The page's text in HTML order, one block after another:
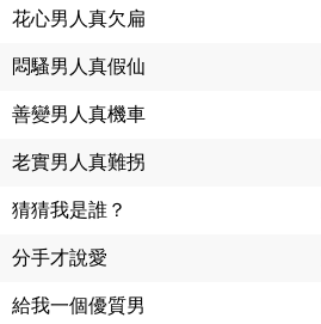
花心男人真欠扁
悶騷男人真假仙
善變男人真機車
老實男人真難拐
猜猜我是誰？
分手才說愛
給我一個優質男